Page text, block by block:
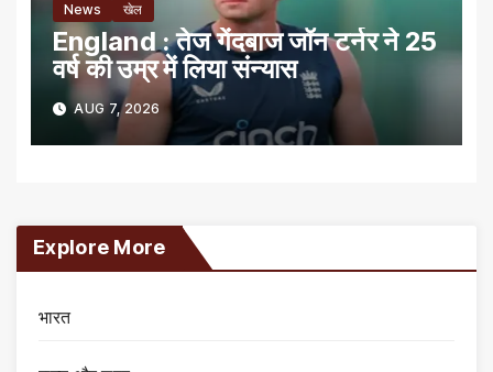
News खेल
England : तेज गेंदबाज जॉन टर्नर ने 25
वर्ष की उम्र में लिया संन्यास
AUG 7, 2026
Explore More
भारत